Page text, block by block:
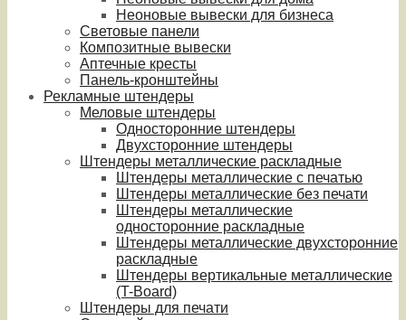
Неоновые вывески для бизнеса
Световые панели
Композитные вывески
Аптечные кресты
Панель-кронштейны
Рекламные штендеры
Меловые штендеры
Односторонние штендеры
Двухсторонние штендеры
Штендеры металлические раскладные
Штендеры металлические с печатью
Штендеры металлические без печати
Штендеры металлические
односторонние раскладные
Штендеры металлические двухсторонние
раскладные
Штендеры вертикальные металлические
(T-Board)
Штендеры для печати